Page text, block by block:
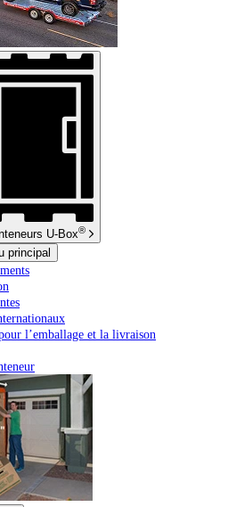
U-Box®
principal
l’emballage et la livraison